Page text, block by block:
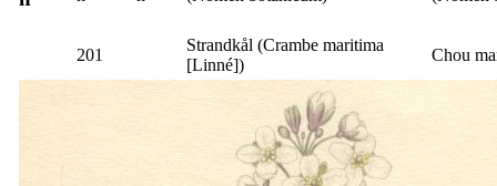
201
Strandkål (Crambe maritima
[Linné])
Chou